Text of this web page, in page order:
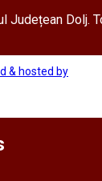
Județean Dolj.
& hosted by